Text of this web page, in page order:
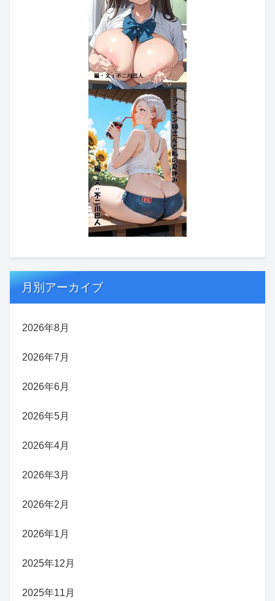
月別アーカイブ
2026年8月
2026年7月
2026年6月
2026年5月
2026年4月
2026年3月
2026年2月
2026年1月
2025年12月
2025年11月